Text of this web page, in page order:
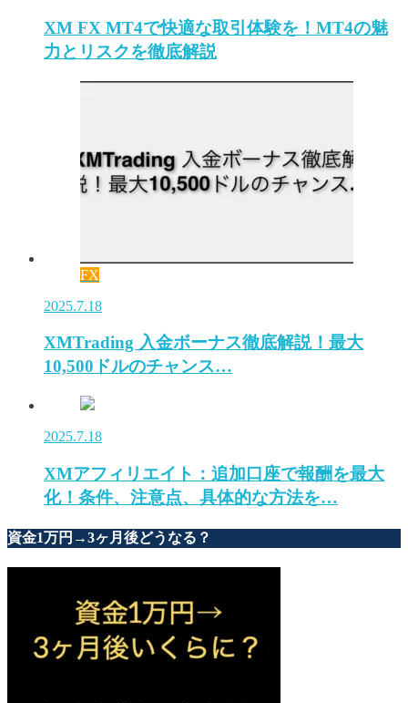
XM FX MT4で快適な取引体験を！MT4の魅
力とリスクを徹底解説
FX
2025.7.18
XMTrading 入金ボーナス徹底解説！最大
10,500ドルのチャンス…
2025.7.18
XMアフィリエイト：追加口座で報酬を最大
化！条件、注意点、具体的な方法を…
資金1万円→3ヶ月後どうなる？